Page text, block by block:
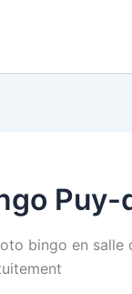
bingo en salle